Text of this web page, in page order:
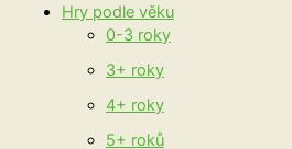
Hry podle věku
0-3 roky
3+ roky
4+ roky
5+ roků